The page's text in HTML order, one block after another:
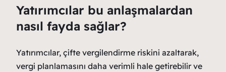
Yatırımcılar bu anlaşmalardan
nasıl fayda sağlar?
Yatırımcılar, çifte vergilendirme riskini azaltarak,
vergi planlamasını daha verimli hale getirebilir ve